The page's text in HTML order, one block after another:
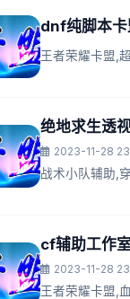
dnf纯脚本卡
王者荣耀卡盟,
绝地求生透
2023-11-28
战术小队辅助,
cf辅助工作
2023-11-28
王者荣耀卡盟,